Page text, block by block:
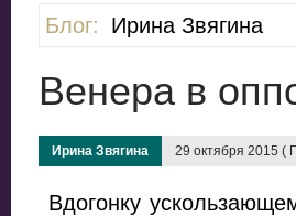
Блог: Ирина Звягина
Венера в
Ирина Звягина 29 октября 2015 (
Вдогонку